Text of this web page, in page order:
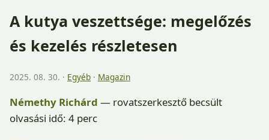
A kutya veszettsége: megelőzés
és kezelés részletesen
2025. 08. 30. · Egyéb · Magazin
Némethy Richárd — rovatszerkesztő becsült
olvasási idő: 4 perc